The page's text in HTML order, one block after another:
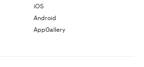
iOS
Android
AppGallery